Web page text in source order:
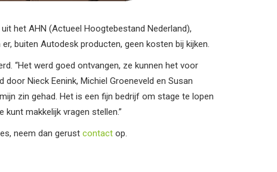
het AHN (Actueel Hoogtebestand Nederland),
buiten Autodesk producten, geen kosten bij kijken.
“Het werd goed ontvangen, ze kunnen het voor
Nieck Eenink, Michiel Groeneveld en Susan
zin gehad. Het is een fijn bedrijf om stage te lopen
makkelijk vragen stellen.”
neem dan gerust contact op.